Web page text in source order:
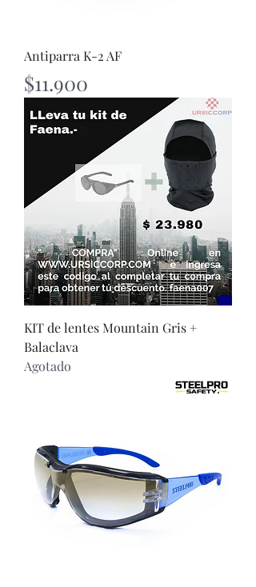
Antiparra K-2 AF
Precio
$11.900
KIT de lentes Mountain Gris +
Balaclava
Agotado